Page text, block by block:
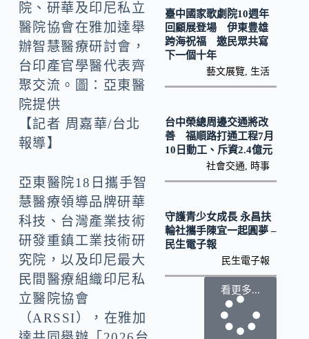
k
院、研華及印尼私立
醫院協會在雅加達舉
辦智慧醫療研討會，
台印產官學醫代表齊
聚交流。圖：亞東醫
院提供
【記者 周嘉華/台北
報導】
亞東醫院18日攜手智
慧醫療領導品牌研華
科技、台灣產業技術
研發重鎮工業技術研
究院，以及印尼最大
民間醫療組織印尼私
立醫院協會
（ARSSI），在雅加
臺中國家歌劇院10週年
回顧展登場 伊東豊雄
跨海祝福 邀民眾共寫
下一個十年
藝文展覽 生活
台中榮總周邊交通將改
善 福順路打通工程7月
10日動工、斥資2.4億元
社會交通 時事
守護青少女成長 永昌扶
輪社攜手陳宜一起圓夢 –
民生電子報
民生電子報
看更多...